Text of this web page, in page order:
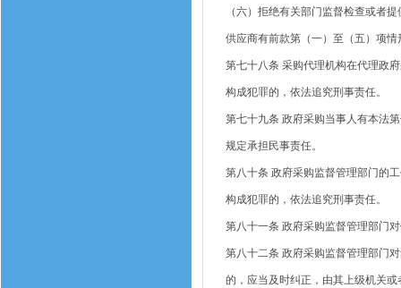
（六）拒绝有关部门监督检查或者
供应商有前款第（一）至（五）项
第七十八条 采购代理机构在代理政
构成犯罪的，依法追究刑事责任。
第七十九条 政府采购当事人有本法
规定承担民事责任。
第八十条 政府采购监督管理部门的
构成犯罪的，依法追究刑事责任。
第八十一条 政府采购监督管理部门
第八十二条 政府采购监督管理部门
的，应当及时纠正，由其上级机关